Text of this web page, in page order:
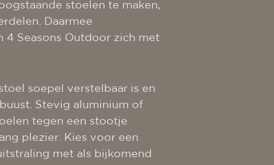
stoelen te maken,
Daarmee
4 Seasons Outdoor zich met
soepel verstelbaar is en
Stevig aluminium of
tegen een stootje
plezier. Kies voor een
met als bijkomend